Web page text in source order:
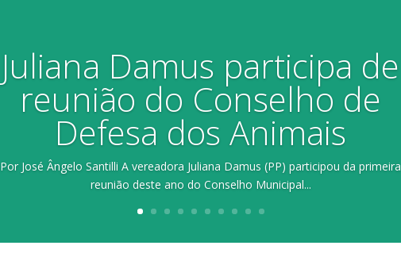
Juliana Damus participa de
reunião do Conselho de
Defesa dos Animais
Por José Ângelo Santilli A vereadora Juliana Damus (PP) participou da primeira
reunião deste ano do Conselho Municipal...